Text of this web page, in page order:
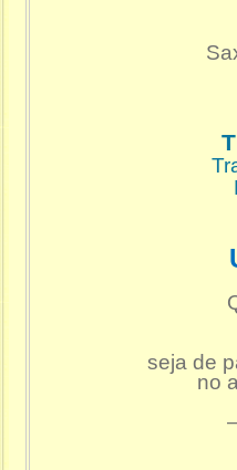
UMA
seja de
no